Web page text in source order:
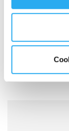
Avec un
pourrez non
dans un secteur